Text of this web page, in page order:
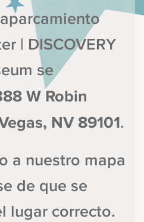
| DISCOVERY
se
W Robin
NV 89101.
a nuestro mapa
de que se
lugar correcto.